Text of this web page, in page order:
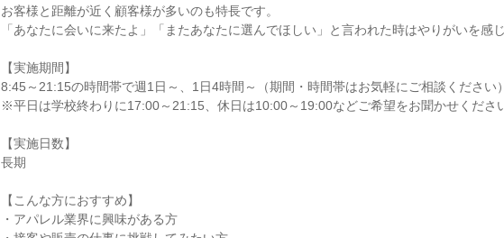
お客様と距離が近く顧客様が多いのも特長です。
「あなたに会いに来たよ」「またあなたに選んでほしい」と言われた時はやりがいを感じ
【実施期間】
8:45～21:15の時間帯で週1日～、1日4時間～（期間・時間帯はお気軽にご相談ください）
※平日は学校終わりに17:00～21:15、休日は10:00～19:00などご希望をお聞かせくださ
【実施⽇数】
⻑期
【こんな方におすすめ】
・アパレル業界に興味がある方